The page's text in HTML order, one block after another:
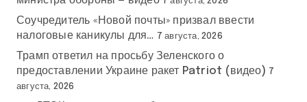
Соучредитель «Новой почты» призвал ввести
налоговые каникулы для… 7 августа, 2026
Трамп ответил на просьбу Зеленского о
предоставлении Украине ракет Patriot (видео) 7
августа, 2026